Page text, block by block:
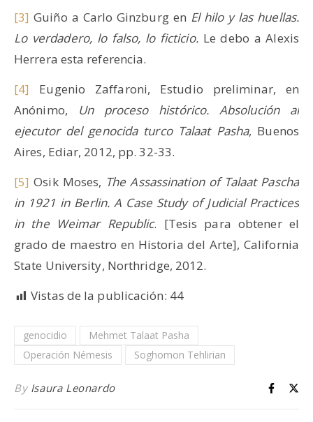
[3] Guiño a Carlo Ginzburg en El hilo y las huellas.
Lo verdadero, lo falso, lo ficticio. Le debo a Alexis
Herrera esta referencia.
[4]
Eugenio Zaffaroni, Estudio preliminar, en
Anónimo,
Un proceso histórico. Absolución al
ejecutor del genocida turco Talaat Pasha, Buenos
Aires, Ediar, 2012, pp. 32-33.
[5] Osik Moses, The Assassination of Talaat Pascha
in 1921 in Berlin. A Case Study of Judicial Practices
in the Weimar Republic. [Tesis para obtener el
grado de maestro en Historia del Arte], California
State University, Northridge, 2012.
Vistas de la publicación: 44
genocidio
Mehmet Talaat Pasha
Operación Némesis
Soghomon Tehlirian
By Isaura Leonardo